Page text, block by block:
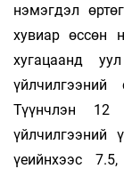
нэмэгдэл
хувиар өссөн
хугацаанд
Түүнчлэн 12
үеийнхээс